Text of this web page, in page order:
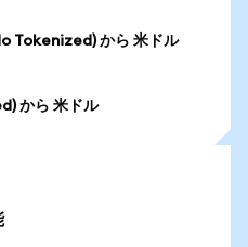
Tokenized) から 米ドル
から 米ドル